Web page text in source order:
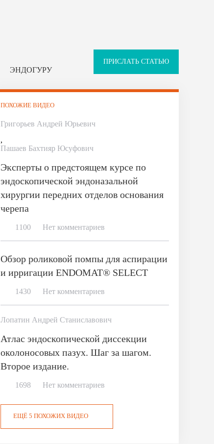
ЭНДОГУРУ
ПРИСЛАТЬ СТАТЬЮ
ПОХОЖИЕ ВИДЕО
Григорьев Андрей Юрьевич
,
Пашаев Бахтияр Юсуфович
Эксперты о предстоящем курсе по
эндоскопической эндоназальной
хирургии передних отделов основания
черепа
1100 Нет комментариев
Обзор роликовой помпы для аспирации
и ирригации ENDOMAT® SELECT
1430 Нет комментариев
Лопатин Андрей Станиславович
Атлас эндоскопической диссекции
околоносовых пазух. Шаг за шагом.
Второе издание.
1698 Нет комментариев
ЕЩЁ 5 ПОХОЖИХ ВИДЕО